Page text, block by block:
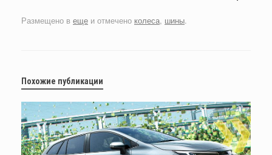
Размещено в еще и отмечено колеса, шины.
Похожие публикации